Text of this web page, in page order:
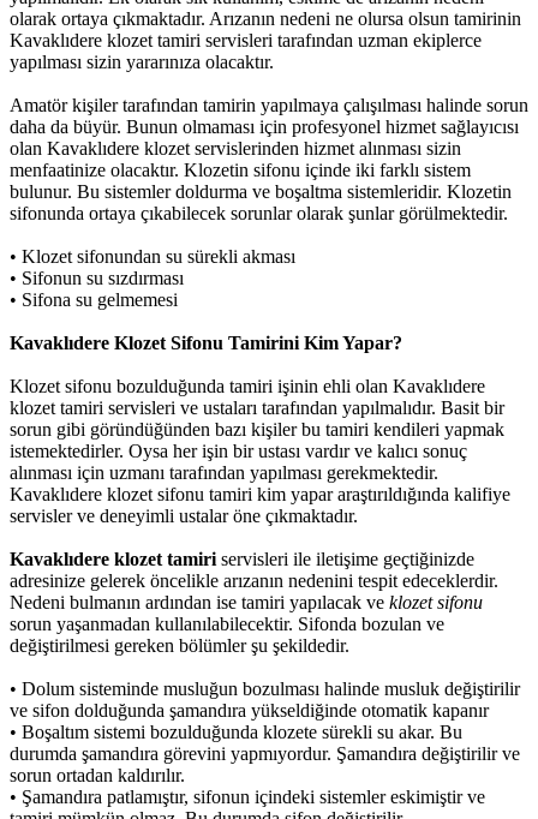
olarak ortaya çıkmaktadır. Arızanın nedeni ne olursa olsun tamirinin
Kavaklıdere klozet tamiri servisleri tarafından uzman ekiplerce
yapılması sizin yararınıza olacaktır.
Amatör kişiler tarafından tamirin yapılmaya çalışılması halinde sorun
daha da büyür. Bunun olmaması için profesyonel hizmet sağlayıcısı
olan Kavaklıdere klozet servislerinden hizmet alınması sizin
menfaatinize olacaktır. Klozetin sifonu içinde iki farklı sistem
bulunur. Bu sistemler doldurma ve boşaltma sistemleridir. Klozetin
sifonunda ortaya çıkabilecek sorunlar olarak şunlar görülmektedir.
• Klozet sifonundan su sürekli akması
• Sifonun su sızdırması
• Sifona su gelmemesi
Kavaklıdere Klozet Sifonu Tamirini Kim Yapar?
Klozet sifonu bozulduğunda tamiri işinin ehli olan Kavaklıdere
klozet tamiri servisleri ve ustaları tarafından yapılmalıdır. Basit bir
sorun gibi göründüğünden bazı kişiler bu tamiri kendileri yapmak
istemektedirler. Oysa her işin bir ustası vardır ve kalıcı sonuç
alınması için uzmanı tarafından yapılması gerekmektedir.
Kavaklıdere klozet sifonu tamiri kim yapar araştırıldığında kalifiye
servisler ve deneyimli ustalar öne çıkmaktadır.
Kavaklıdere klozet tamiri servisleri ile iletişime geçtiğinizde
adresinize gelerek öncelikle arızanın nedenini tespit edeceklerdir.
Nedeni bulmanın ardından ise tamiri yapılacak ve klozet sifonu
sorun yaşanmadan kullanılabilecektir. Sifonda bozulan ve
değiştirilmesi gereken bölümler şu şekildedir.
• Dolum sisteminde musluğun bozulması halinde musluk değiştirilir
ve sifon dolduğunda şamandıra yükseldiğinde otomatik kapanır
• Boşaltım sistemi bozulduğunda klozete sürekli su akar. Bu
durumda şamandıra görevini yapmıyordur. Şamandıra değiştirilir ve
sorun ortadan kaldırılır.
• Şamandıra patlamıştır, sifonun içindeki sistemler eskimiştir ve